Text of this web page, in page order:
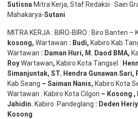
Sutisna Mitra Kerja, Staf Redaksi : Sain
Mahakarya-Sutani
MITRA KERJA : BIRO-BIRO : Biro Banten –
kosong, Wartawan : Budi, Kabiro Kab
Wartawan : Daman Huri, M. Daod BMA,
RoyWartawan, Kabiro Kota Tangsel :
Simanjuntak, ST, Hendra Gunawan Sari,
Kab Seang – Saiman Nanis, Kabiro Kota
Wartawan : Kabiro Kota Cilgon – Kosong ,
Jahidin. Kabiro Pandeglang : Deden
Kosong